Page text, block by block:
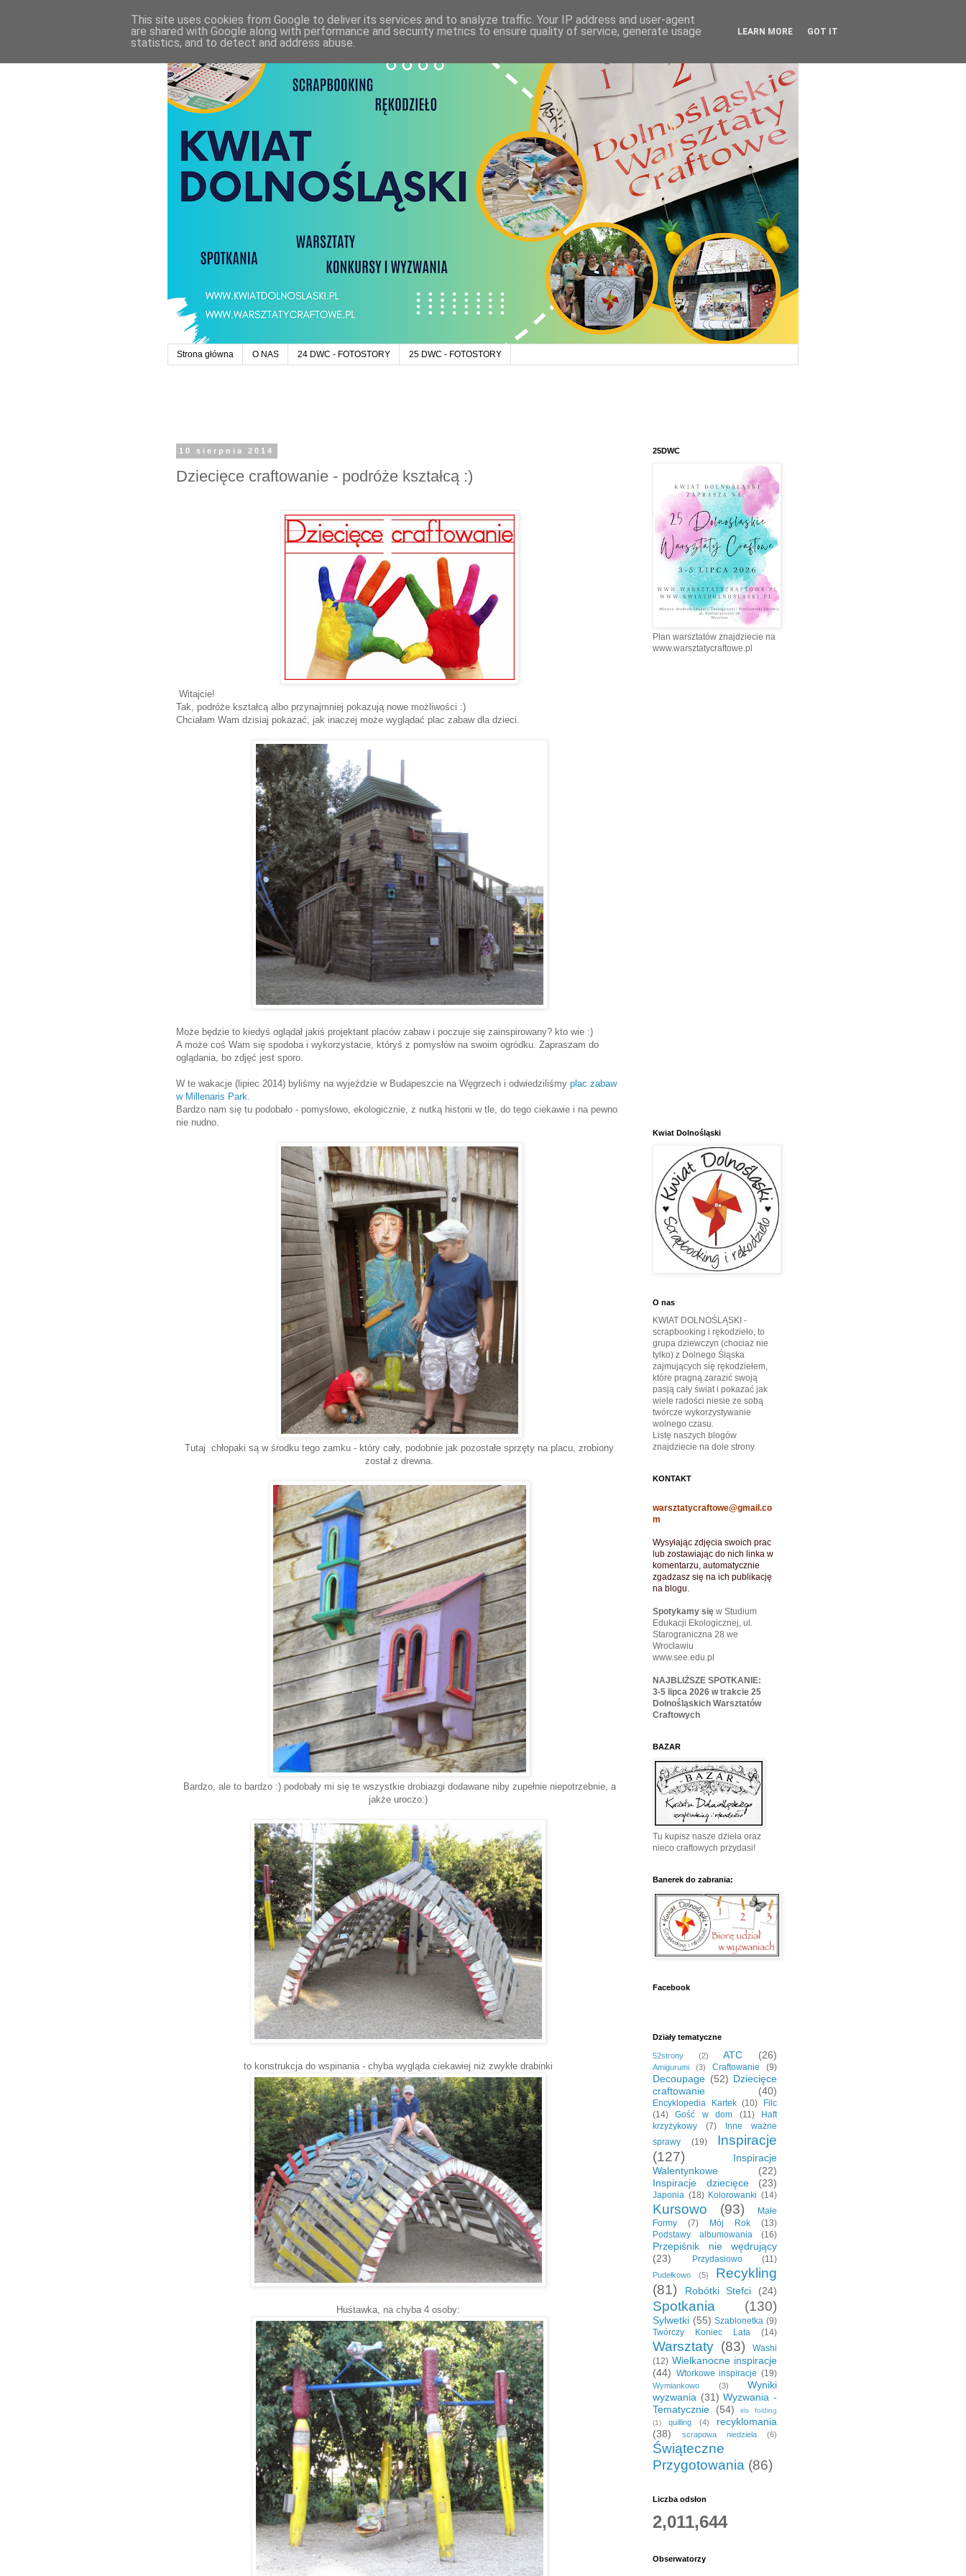
Strona główna O NAS 24 DWC - FOTOSTORY 25 DWC - FOTOSTORY
10 sierpnia 2014
Dziecięce craftowanie - podróże kształcą :)
Witajcie!
Tak, podróże kształcą albo przynajmniej pokazują nowe możliwości :)
Chciałam Wam dzisiaj pokazać, jak inaczej może wyglądać plac zabaw dla dzieci.
Może będzie to kiedyś oglądał jakiś projektant placów zabaw i poczuje się zainspirowany? kto wie :)
A może coś Wam się spodoba i wykorzystacie, któryś z pomysłów na swoim ogródku. Zapraszam do
oglądania, bo zdjęć jest sporo.
W te wakacje (lipiec 2014) byliśmy na wyjeździe w Budapeszcie na Węgrzech i odwiedziliśmy plac zabaw
w Millenaris Park.
Bardzo nam się tu podobało - pomysłowo, ekologicznie, z nutką historii w tle, do tego ciekawie i na pewno
nie nudno.
Tutaj chłopaki są w środku tego zamku - który cały, podobnie jak pozostałe sprzęty na placu, zrobiony
został z drewna.
Bardzo, ale to bardzo :) podobały mi się te wszystkie drobiazgi dodawane niby zupełnie niepotrzebnie, a
jakże uroczo:)
to konstrukcja do wspinania - chyba wygląda ciekawiej niż zwykłe drabinki
Huśtawka, na chyba 4 osoby:
25DWC
Plan warsztatów znajdziecie na
www.warsztatycraftowe.pl
Kwiat Dolnośląski
O nas
KWIAT DOLNOŚLĄSKI -
scrapbooking i rękodzieło, to
grupa dziewczyn (chociaż nie
tylko) z Dolnego Śląska
zajmujących się rękodziełem,
które pragną zarazić swoją
pasją cały świat i pokazać jak
wiele radości niesie ze sobą
twórcze wykorzystywanie
wolnego czasu.
Listę naszych blogów
znajdziecie na dole strony.
KONTAKT
warsztatycraftowe@gmail.co
m
Wysyłając zdjęcia swoich prac
lub zostawiając do nich linka w
komentarzu, automatycznie
zgadzasz się na ich publikację
na blogu.
Spotykamy się w Studium
Edukacji Ekologicznej, ul.
Starograniczna 28 we
Wrocławiu
www.see.edu.pl
NAJBLIŻSZE SPOTKANIE:
3-5 lipca 2026 w trakcie 25
Dolnośląskich Warsztatów
Craftowych
BAZAR
Tu kupisz nasze dzieła oraz
nieco craftowych przydasi!
Banerek do zabrania:
Facebook
Działy tematyczne
52strony (2) ATC (26)
Amigurumi (3) Craftowanie (9)
Decoupage (52) Dziecięce
craftowanie
(40)
Encyklopedia Kartek (10)
Filc
(14)
Gość w dom (11)
Haft
krzyżykowy
(7)
Inne ważne
sprawy
(19)
Inspiracje
(127)
Inspiracje
Walentynkowe
(22)
Inspiracje dziecięce
(23)
Japonia (18) Kolorowanki (14)
Kursowo (93)
Małe
Formy
(7) Mój Rok
(13)
Podstawy albumowania
(16)
Przepiśnik nie wędrujący
(23)
Przydasiowo (11)
Pudełkowo (5)
Recykling
(81)
Robótki Stefci (24)
Spotkania (130)
Sylwetki (55) Szablonetka (9)
Twórczy Koniec Lata
(14)
Warsztaty (83)
Washi
(12) Wielkanocne inspiracje
(44) Wtorkowe inspiracje (19)
Wymiankowo (3)
Wyniki
wyzwania (31) Wyzwania -
Tematycznie
(54)
iris folding
(1)
quilling (4)
recyklomania
(38)
scrapowa niedziela (6)
Świąteczne
Przygotowania (86)
Liczba odsłon
2,011,644
Obserwatorzy
This site uses cookies from Google to deliver its services and to analyze traffic. Your IP address and user-agent
are shared with Google along with performance and security metrics to ensure quality of service, generate usage
statistics, and to detect and address abuse.
LEARN MORE GOT IT